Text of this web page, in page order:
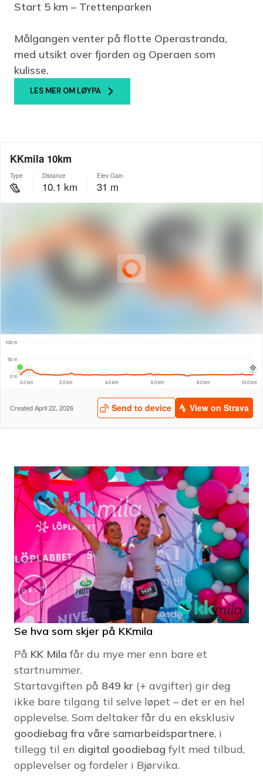
Start 5 km – Trettenparken
Målgangen venter på flotte Operastranda,
med utsikt over fjorden og Operaen som
kulisse.
LES MER OM LØYPA
Se hva som skjer på KKmila
På KK Mila får du mye mer enn bare et
startnummer.
Startavgiften på 849 kr (+ avgifter) gir deg
ikke bare tilgang til selve løpet – det er en hel
opplevelse. Som deltaker får du en eksklusiv
goodiebag fra våre samarbeidspartnere, i
tillegg til en digital goodiebag fylt med tilbud,
opplevelser og fordeler i Bjørvika.